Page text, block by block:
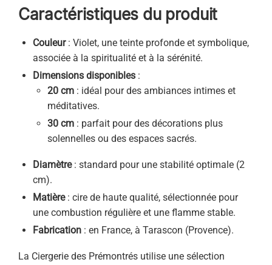
Caractéristiques du produit
Couleur: Violet, une teinte profonde et symbolique,
associée à la spiritualité et à la sérénité.
Dimensions disponibles :
20 cm : idéal pour des ambiances intimes et
méditatives.
30 cm : parfait pour des décorations plus
solennelles ou des espaces sacrés.
Diamètre: standard pour une stabilité optimale (2
cm).
Matière: cire de haute qualité, sélectionnée pour
une combustion régulière et une flamme stable.
Fabrication : en France, à Tarascon (Provence).
La Ciergerie des Prémontrés utilise une sélection